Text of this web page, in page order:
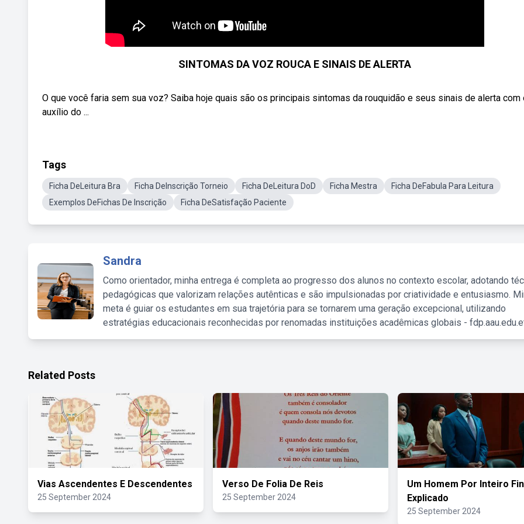
SINTOMAS DA VOZ ROUCA E SINAIS DE ALERTA
O que você faria sem sua voz? Saiba hoje quais são os principais sintomas da rouquidão e seus sinais de alerta com
auxílio do ...
Tags
Ficha DeLeitura Bra Ficha DeInscrição Torneio Ficha DeLeitura DoD Ficha Mestra
Ficha DeFabula Para Leitura
Exemplos DeFichas De Inscrição
Ficha DeSatisfação Paciente
Sandra
Como orientador, minha entrega é completa ao progresso dos alunos no contexto escolar, adotando
pedagógicas que valorizam relações autênticas e são impulsionadas por criatividade e entusiasmo.
meta é guiar os estudantes em sua trajetória para se tornarem uma geração excepcional, utilizando
estratégias educacionais reconhecidas por renomadas instituições acadêmicas globais -
Related Posts
Vias Ascendentes E Descendentes
25 September 2024
Verso De Folia De Reis
25 September 2024
Um Homem Por Inteiro
Explicado
25 September 2024